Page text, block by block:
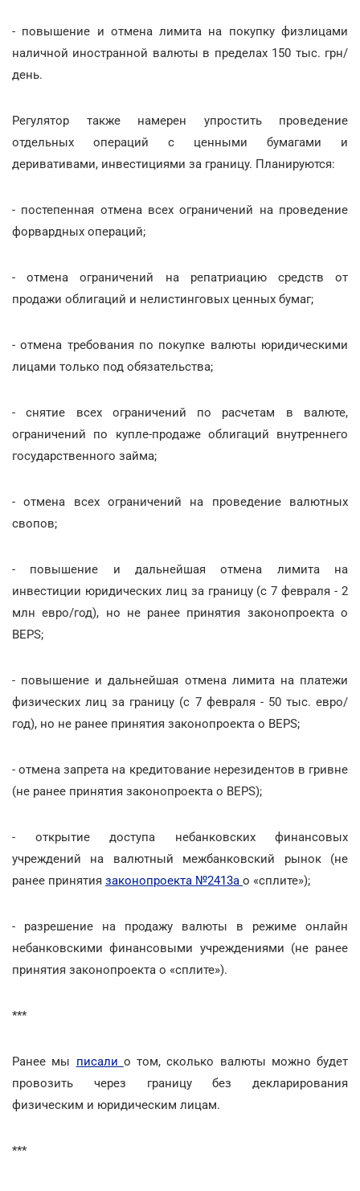
- повышение и отмена лимита на покупку физлицами
наличной иностранной валюты в пределах 150 тыс. грн/
день.
Регулятор также намерен упростить проведение
отдельных операций с ценными бумагами и
деривативами, инвестициями за границу. Планируются:
- постепенная отмена всех ограничений на проведение
форвардных операций;
- отмена ограничений на репатриацию средств от
продажи облигаций и нелистинговых ценных бумаг;
- отмена требования по покупке валюты юридическими
лицами только под обязательства;
- снятие всех ограничений по расчетам в валюте,
ограничений по купле-продаже облигаций внутреннего
государственного займа;
- отмена всех ограничений на проведение валютных
свопов;
- повышение и дальнейшая отмена лимита на
инвестиции юридических лиц за границу (с 7 февраля - 2
млн евро/год), но не ранее принятия законопроекта о
BEPS;
- повышение и дальнейшая отмена лимита на платежи
физических лиц за границу (с 7 февраля - 50 тыс. евро/
год), но не ранее принятия законопроекта о BEPS;
- отмена запрета на кредитование нерезидентов в гривне
(не ранее принятия законопроекта о BEPS);
- открытие доступа небанковских финансовых
учреждений на валютный межбанковский рынок (не
ранее принятия законопроекта №2413а о «сплите»);
- разрешение на продажу валюты в режиме онлайн
небанковскими финансовыми учреждениями (не ранее
принятия законопроекта о «сплите»).
***
Ранее мы писали о том, сколько валюты можно будет
провозить через границу без декларирования
физическим и юридическим лицам.
***